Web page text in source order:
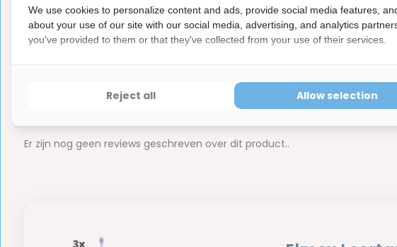
hebben ook een waardevermindering van 100%.
Er zijn nog geen reviews geschreven over dit product..
We use cookies to personalize content and ads, provide social media features,
about your use of our site with our social media, advertising, and analytics
you've provided to them or that they've collected from your use of their services.
Reject all Allow selection